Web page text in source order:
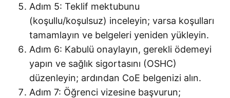
Adım 5: Teklif mektubunu
(koşullu/koşulsuz) inceleyin; varsa koşulları
tamamlayın ve belgeleri yeniden yükleyin.
Adım 6: Kabulü onaylayın, gerekli ödemeyi
yapın ve sağlık sigortasını (OSHC)
düzenleyin; ardından CoE belgenizi alın.
Adım 7: Öğrenci vizesine başvurun;